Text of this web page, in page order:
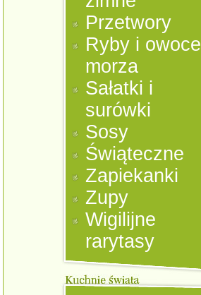
Przetwory
Ryby i owoce
morza
Sałatki i
surówki
Sosy
Świąteczne
Zapiekanki
Zupy
Wigilijne
rarytasy